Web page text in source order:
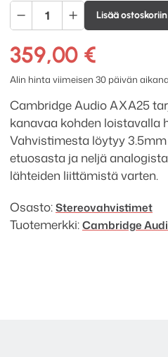
Cambridge
Audio
AXA25
stereovahvistin
määrä
Lisää ostoskoriin
359,00 €
Alin hinta viimeisen 30 päivän
Cambridge Audio AXA25
kanavaa kohden loistavalla
Vahvistimesta löytyy
etuosasta ja neljä
lähteiden liittämistä varten.
Osasto:Stereo­­vahvistimet
Tuotemerkki:Cambridge